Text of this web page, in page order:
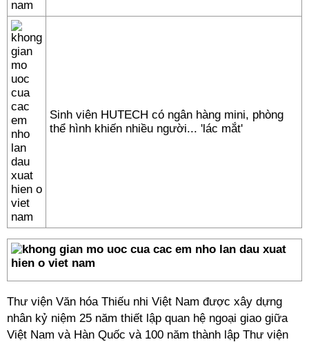
Sinh viên HUTECH có ngân hàng mini, phòng
thể hình khiến nhiều người... 'lác mắt'
Thư viện Văn hóa Thiếu nhi Việt Nam được xây dựng
nhân kỷ niệm 25 năm thiết lập quan hệ ngoại giao giữa
Việt Nam và Hàn Quốc và 100 năm thành lập Thư viện